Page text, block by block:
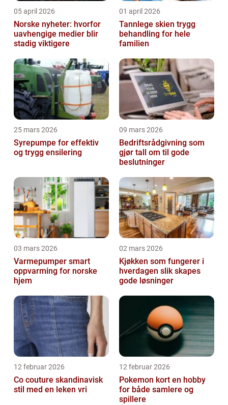
05 april 2026
Norske nyheter: hvorfor
uavhengige medier blir
stadig viktigere
01 april 2026
Tannlege skien trygg
behandling for hele
familien
25 mars 2026
Syrepumpe for effektiv
og trygg ensilering
09 mars 2026
Bedriftsrådgivning som
gjør tall om til gode
beslutninger
03 mars 2026
Varmepumper smart
oppvarming for norske
hjem
02 mars 2026
Kjøkken som fungerer i
hverdagen slik skapes
gode løsninger
12 februar 2026
Co couture skandinavisk
stil med en leken vri
12 februar 2026
Pokemon kort en hobby
for både samlere og
spillere